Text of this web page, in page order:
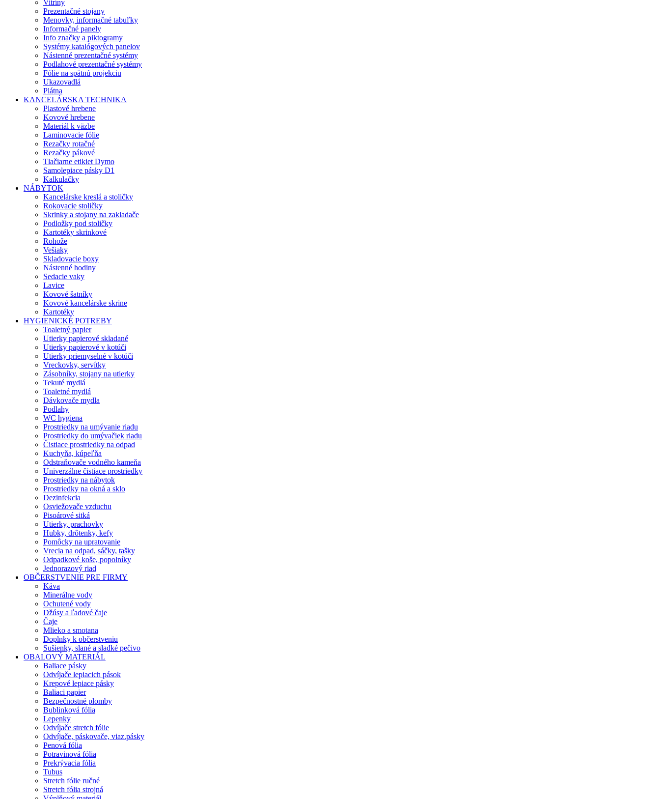
Vitríny
Prezentačné stojany
Menovky, informačné tabuľky
Informačné panely
Info značky a piktogramy
Systémy katalógových panelov
Nástenné prezentačné systémy
Podlahové prezentačné systémy
Fólie na spätnú projekciu
Ukazovadlá
Plátna
KANCELÁRSKA TECHNIKA
Plastové hrebene
Kovové hrebene
Materiál k väzbe
Laminovacie fólie
Rezačky rotačné
Rezačky pákové
Tlačiarne etikiet Dymo
Samolepiace pásky D1
Kalkulačky
NÁBYTOK
Kancelárske kreslá a stoličky
Rokovacie stoličky
Skrinky a stojany na zakladače
Podložky pod stoličky
Kartotéky skrinkové
Rohože
Vešiaky
Skladovacie boxy
Nástenné hodiny
Sedacie vaky
Lavice
Kovové šatníky
Kovové kancelárske skrine
Kartotéky
HYGIENICKÉ POTREBY
Toaletný papier
Utierky papierové skladané
Utierky papierové v kotúči
Utierky priemyselné v kotúči
Vreckovky, servítky
Zásobníky, stojany na utierky
Tekuté mydlá
Toaletné mydlá
Dávkovače mydla
Podlahy
WC hygiena
Prostriedky na umývanie riadu
Prostriedky do umývačiek riadu
Čistiace prostriedky na odpad
Kuchyňa, kúpeľňa
Odstraňovače vodného kameňa
Univerzálne čistiace prostriedky
Prostriedky na nábytok
Prostriedky na okná a sklo
Dezinfekcia
Osviežovače vzduchu
Pisoárové sitká
Utierky, prachovky
Hubky, drôtenky, kefy
Pomôcky na upratovanie
Vrecia na odpad, sáčky, tašky
Odpadkové koše, popolníky
Jednorazový riad
OBČERSTVENIE PRE FIRMY
Káva
Minerálne vody
Ochutené vody
Džúsy a ľadové čaje
Čaje
Mlieko a smotana
Doplnky k občerstveniu
Sušienky, slané a sladké pečivo
OBALOVÝ MATERIÁL
Baliace pásky
Odvíjače lepiacich pások
Krepové lepiace pásky
Baliaci papier
Bezpečnostné plomby
Bublinková fólia
Lepenky
Odvíjače stretch fólie
Odvíjače, páskovače, viaz.pásky
Penová fólia
Potravinová fólia
Prekrývacia fólia
Tubus
Stretch fólie ručné
Stretch fólia strojná